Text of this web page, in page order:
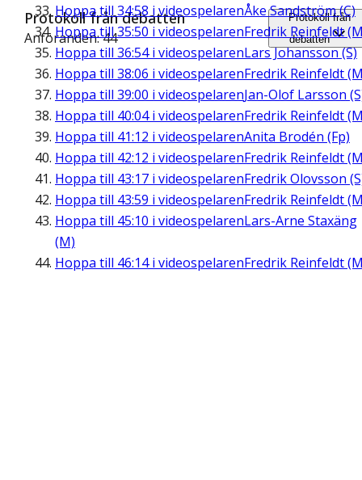
Hoppa till 34:58 i videospelarenÅke Sandström (C)
Hoppa till35:50 i videospelarenFredrik Reinfeldt
Hoppa till 36:54i videospelarenLars Johansson (S)
Hoppa till 38:06 i videospelarenFredrik Reinfeldt
Hoppa till 39:00 i videospelarenJan-Olof Larsson
Hoppa till 40:04i videospelarenFredrik Reinfeldt
Hoppa till 41:12 i videospelarenAnita Brodén (Fp)
Hoppa till 42:12 i videospelarenFredrik Reinfeldt
Hoppa till 43:17 i videospelarenFredrik Olovsson
Hoppa till 43:59 i videospelarenFredrik Reinfeldt
Hoppa till 45:10 i videospelarenLars-Arne Staxäng
(M)
Hoppa till 46:14i videospelarenFredrik Reinfeldt
Protokoll från debatten
Anföranden: 44
Protokoll från
debatten